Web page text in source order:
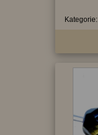
Kategorie: